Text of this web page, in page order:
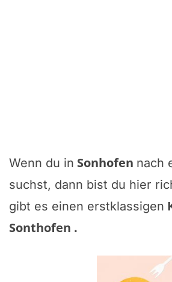
Wenn du in Sonhofen nach
suchst, dann bist du hier
gibt es einen erstklassigen
Sonthofen .